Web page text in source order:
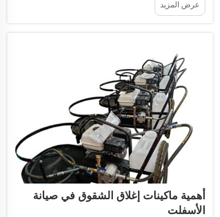
خطوطًا صغيرة أو فجوات في الطريق. نسميها شقوق. إذا
لم نقم بمعالجتها...
عرض المزيد
أهمية ماكينات إغلاق الشقوق في صيانة
الأسفلت